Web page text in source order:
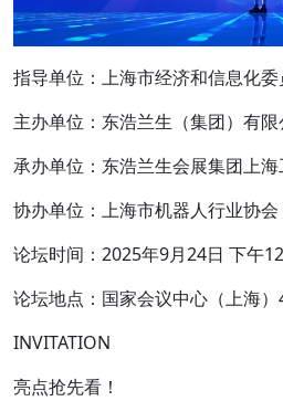
指导单位：上海市经济和信息化委
主办单位：东浩兰生（集团）有限
承办单位：东浩兰生会展集团上
协办单位：上海市机器人行业协会
论坛时间：2025年9月24日 下午
论坛地点：国家会议中心（上海
INVITATION
亮点抢先看！